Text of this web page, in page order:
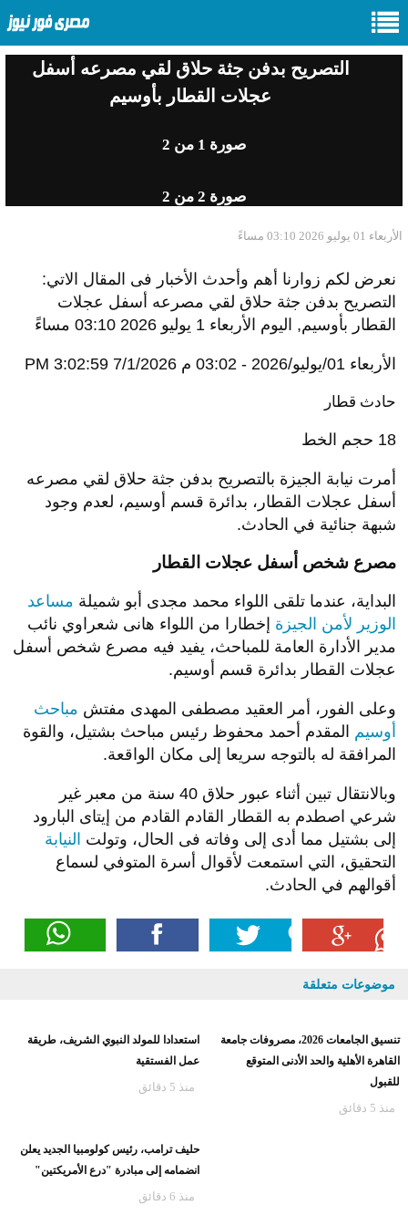
التصريح بدفن جثة حلاق لقي مصرعه أسفل
عجلات القطار بأوسيم
صورة 1 من 2
صورة 2 من 2
الأربعاء 01 يوليو 2026 03:10 مساءً
نعرض لكم زوارنا أهم وأحدث الأخبار فى المقال الاتي:
التصريح بدفن جثة حلاق لقي مصرعه أسفل عجلات
القطار بأوسيم, اليوم الأربعاء 1 يوليو 2026 03:10 مساءً
الأربعاء 01/يوليو/2026 - 03:02 م 7/1/2026 3:02:59 PM
حادث قطار
18 حجم الخط
أمرت نيابة الجيزة بالتصريح بدفن جثة حلاق لقي مصرعه
أسفل عجلات القطار، بدائرة قسم أوسيم، لعدم وجود
شبهة جنائية في الحادث.
مصرع شخص أسفل عجلات القطار
البداية، عندما تلقى اللواء محمد مجدى أبو شميلة مساعد
الوزير لأمن الجيزة إخطارا من اللواء هانى شعراوي نائب
مدير الأدارة العامة للمباحث، يفيد فيه مصرع شخص أسفل
عجلات القطار بدائرة قسم أوسيم.
وعلى الفور، أمر العقيد مصطفى المهدى مفتش مباحث
أوسيم المقدم أحمد محفوظ رئيس مباحث بشتيل، والقوة
المرافقة له بالتوجه سريعا إلى مكان الواقعة.
وبالانتقال تبين أثناء عبور حلاق 40 سنة من معبر غير
شرعي اصطدم به القطار القادم القادم من إيتاى البارود
إلى بشتيل مما أدى إلى وفاته فى الحال، وتولت النيابة
التحقيق، التي استمعت لأقوال أسرة المتوفي لسماع
أقوالهم في الحادث.
موضوعات متعلقة
تنسيق الجامعات 2026، مصروفات جامعة
القاهرة الأهلية والحد الأدنى المتوقع
للقبول
منذ 5 دقائق
استعدادا للمولد النبوي الشريف، طريقة
عمل الفستقية
منذ 5 دقائق
حليف ترامب، رئيس كولومبيا الجديد يعلن
انضمامه إلى مبادرة "درع الأمريكتين"
منذ 6 دقائق